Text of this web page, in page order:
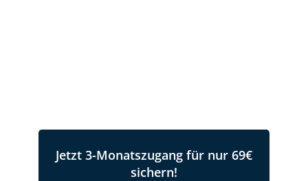
Jetzt 3-Monatszugang für nur 69€
sichern!